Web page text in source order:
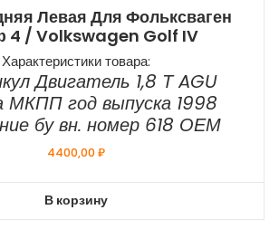
Левая Для Фольксваген
4 / Volkswagen Golf IV
Характеристики товара:
Двигатель 1,8 Т AGU
МКПП год выпуска 1998
бу вн. номер 618 ОЕМ
4400,00₽
В корзину